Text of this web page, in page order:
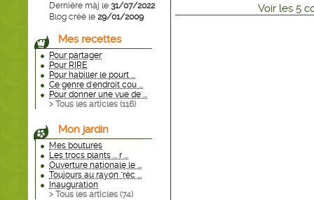
Dernière màj le 31/07/2022
Blog créé le 29/01/2009
Mes recettes
Pour partager
Pour RIRE
Pour habiller le pourt ...
Ce genre d'endroit cou ...
Pour donner une vue de ...
> Tous les articles (116)
Mon jardin
Mes boutures
Les trocs plants ... r ...
Ouverture nationale le ...
Toujours au rayon "réc ...
Inauguration
> Tous les articles (74)
Voir les 5